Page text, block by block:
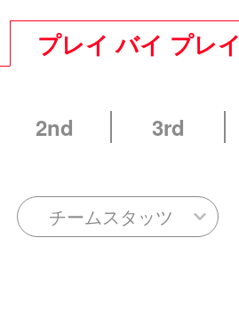
プレイ バイ プレイ
2nd 3rd
チームスタッツ